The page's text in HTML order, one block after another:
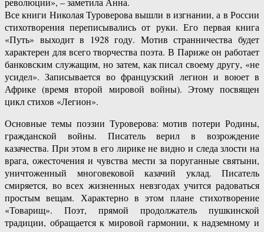
Все книги Николая Туроверова вышли в изгнании, а в России
стихотворения переписывались от руки. Его первая книга
«Путь» выходит в 1928 году. Мотив странничества будет
характерен для всего творчества поэта. В Париже он работает
банковским служащим, но затем, как писал своему другу, «не
усидел». Записывается во французский легион и воюет в
Африке (время второй мировой войны). Этому посвящен
цикл стихов «Легион».
Основные темы поэзии Туроверова: мотив потери Родины,
гражданской войны. Писатель верил в возрождение
казачества. При этом в его лирике не видно и следа злости на
врага, ожесточения и чувства мести за поруганные святыни,
уничтоженный многовековой казачий уклад. Писатель
смиряется, во всех жизненных невзгодах учится радоваться
простым вещам. Характерно в этом плане стихотворение
«Товарищ». Поэт, прямой продолжатель пушкинской
традиции, обращается к мировой гармонии, к надземному и